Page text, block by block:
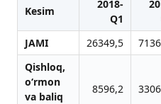
Kesim
2018-
Q1
JAMI 26349,5
Qishloq,
o‘rmon
vа bаliq
8596,2